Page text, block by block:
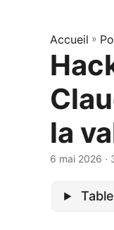
Accueil »
la
6 mai 2026 ·